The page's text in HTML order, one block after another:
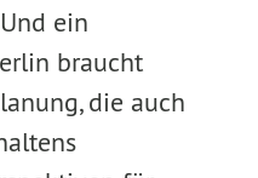
ein
braucht
die auch